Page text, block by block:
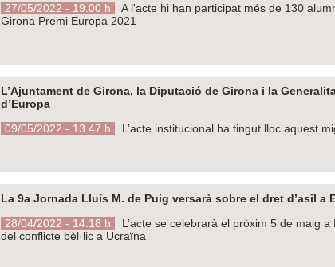
27/05/2022 - 19.00 h
A l'acte hi han participat més de 130
Girona Premi Europa 2021
L’Ajuntament de Girona, la Diputació de Girona i la
d’Europa
09/05/2022 - 13.47 h
L’acte institucional ha tingut lloc aquest
La 9a Jornada Lluís M. de Puig versarà sobre el dret d’asil a
28/04/2022 - 14.18 h
L’acte se celebrarà el pròxim 5 de maig
del conflicte bèl·lic a Ucraïna